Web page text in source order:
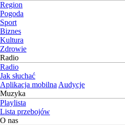
Region
Pogoda
Sport
Biznes
Kultura
Zdrowie
Radio
Radio
Jak słuchać
Aplikacja mobilna Audycje
Muzyka
Playlista
Lista przebojów
O nas